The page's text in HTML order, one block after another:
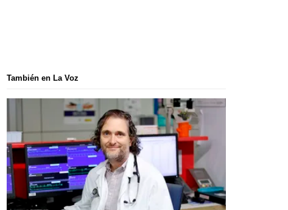
También en La Voz